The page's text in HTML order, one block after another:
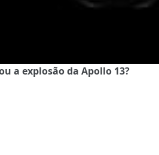
a explosão da Apollo 13?